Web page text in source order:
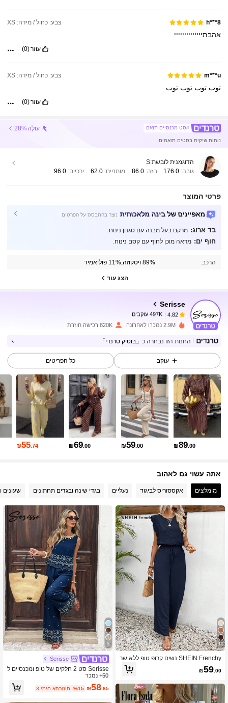
h***8 צבע: כחול / מידה: XS
אהבתיייייייייייייי
עוזר(0)
m***u צבע: כחול / מידה: XS
توبتوبتوبتوب
עוזר(0)
#סט מכנסיים תואם עוֹלֶה28%
נוחות שיקית בסטים תואמים!
הדוגמנית לובשת:S
גובה: 176.0 חזה:86.0 מותניים: 62.0 ירכיים: 96.0
פרטי המוצר
מאפיינים של בינה מלאכותית נוצר בהתבסס על הפרטים
בד ארוג: מרקם בעל מבנה עם סגנון נינוח.
חוף ים: מראה מוכן לחוף עם קסם נינוח.
הרכב: 89% ויסקוזה,11% פוליאמיד
הצג עוד
Serisse
497K עוקבים
4.82
497K עוקבים
n***h שילם לפני יום אחד
4.82 497K עוקבים
4.82 497K עוקבים
4.82 497K עוקבים
4.82 497K עוקבים
4.82 497K עוקבים
4.82 497K עוקבים
497K עוקבים
2.9M נמכרו לאחרונה 820K רכישה חוזרת
החנות הזו נבחרה כ 「בוטיק טרנדי」
עוקב כל הפריטים
₪89.00
₪59.00
₪69.00
₪55.74
אתה עשוי גם לאהוב
מומלצים אקססוריס לביגוד נעליים בגדי שינה ובגדים תחתונים שעונים
10
SHEIN Frenchy נשים קרופ טופ ללא שר
וולים ומרקם בד תחרה שני חלקים סט
₪59.00
5
Serisse
Serisse סט 2 חלקים של טופ ומכנסיים ל
לא שרוולים עם צווארון עגול והדפסה מיני
מליסטית לנשים
50+ נמכר
₪58.65
%15 3 ימים אחרונים